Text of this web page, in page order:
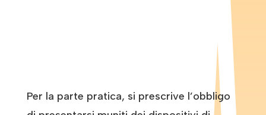
Per la parte pratica, si prescrive l’obbligo